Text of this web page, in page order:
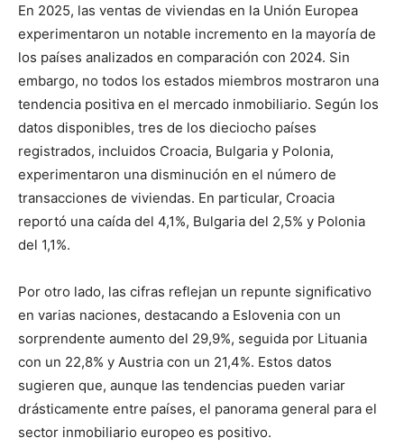
En 2025, las ventas de viviendas en la Unión Europea
experimentaron un notable incremento en la mayoría de
los países analizados en comparación con 2024. Sin
embargo, no todos los estados miembros mostraron una
tendencia positiva en el mercado inmobiliario. Según los
datos disponibles, tres de los dieciocho países
registrados, incluidos Croacia, Bulgaria y Polonia,
experimentaron una disminución en el número de
transacciones de viviendas. En particular, Croacia
reportó una caída del 4,1%, Bulgaria del 2,5% y Polonia
del 1,1%.
Por otro lado, las cifras reflejan un repunte significativo
en varias naciones, destacando a Eslovenia con un
sorprendente aumento del 29,9%, seguida por Lituania
con un 22,8% y Austria con un 21,4%. Estos datos
sugieren que, aunque las tendencias pueden variar
drásticamente entre países, el panorama general para el
sector inmobiliario europeo es positivo.